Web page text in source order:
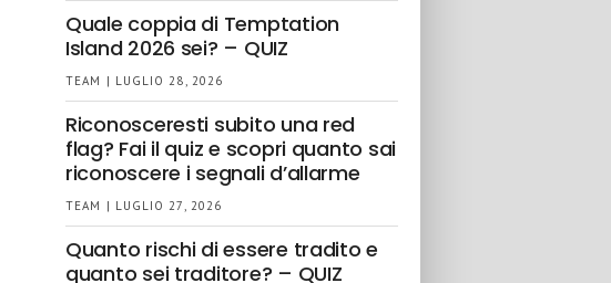
Quale coppia di Temptation
Island 2026 sei? – QUIZ
TEAM | LUGLIO 28, 2026
Riconosceresti subito una red
flag? Fai il quiz e scopri quanto sai
riconoscere i segnali d’allarme
TEAM | LUGLIO 27, 2026
Quanto rischi di essere tradito e
quanto sei traditore? – QUIZ